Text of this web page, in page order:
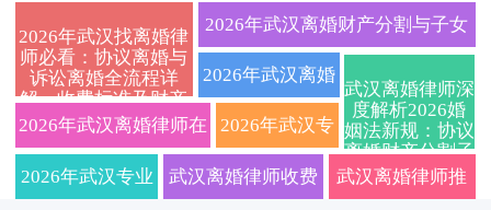
线咨询：快速
解答离婚财产
分割、抚养权
争议，本地律
权威解读：武汉离婚
流程、费用标准及财
产分割、子女抚养权
争议解决策略，免费
咨询获取专属离婚方
婚律师收费标准
解，财产分割、
抚养权争夺、离
婚协议避坑指南
2026年武汉找离婚律
师必看：协议离婚与
诉讼离婚全流程详
解、收费标准及财产
分割子女抚养问题免
费在线咨询
2026年武汉离婚财产分割与子女
抚养权纠纷一站式律师咨询指南
（附离婚流程费用详解）
2026年武汉离婚
律师费用标准一
览！权威婚姻家
2026年武汉离婚律师在
线咨询：专业婚姻家事
2026年武汉专
业离婚律师在
武汉离婚律师深
度解析2026婚
姻法新规：协议
离婚财产分割子
女抚养权全流程
避坑指南
2026年武汉专业 武汉离婚律师收费 武汉离婚律师推